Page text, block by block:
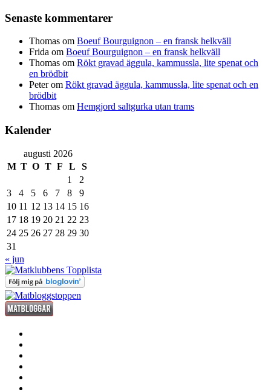
Senaste kommentarer
Thomas om Boeuf Bourguignon – en fransk helkväll
Frida om Boeuf Bourguignon – en fransk helkväll
Thomas om Rökt gravad äggula, kammussla, lite spenat och
en brödbit
Peterom Rökt gravad äggula, kammussla, lite spenat och en
brödbit
Thomas om Hemgjord saltgurka utan trams
Kalender
augusti 2026
M T O T F L
S
1
2
3
4 5 6 7 8
9
10 11 12 13 14 15 16
17 18 19 20 21 22 23
24 25 26 27 28 29 30
31
« jun